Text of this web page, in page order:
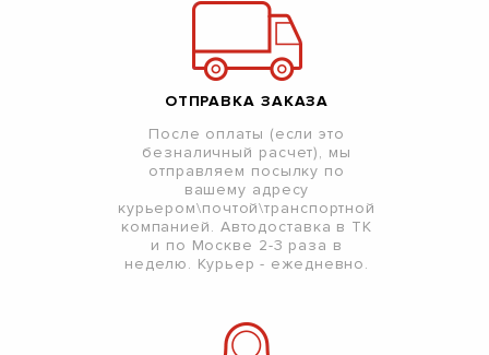
ОТПРАВКА ЗАКАЗА
После оплаты (если это
безналичный расчет), мы
отправляем посылку по
вашему адресу
курьером\почтой\транспортной
компанией. Автодоставка в ТК
и по Москве 2-3 раза в
неделю. Курьер - ежедневно.